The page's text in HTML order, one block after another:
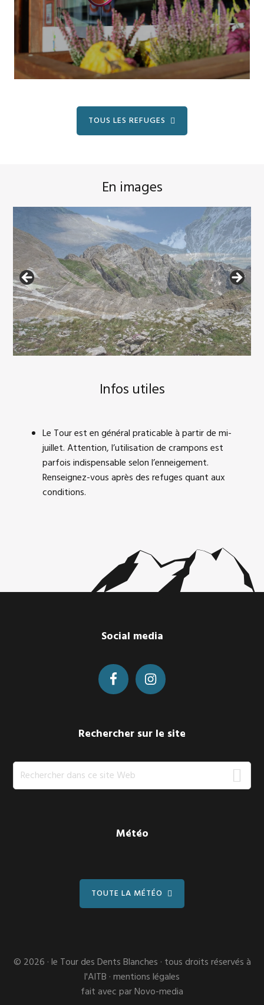
TOUS LES REFUGES
En images
Infos utiles
Le Tour est en général praticable à partir de mi-
juillet. Attention, l’utilisation de crampons est
parfois indispensable selon l’enneigement.
Renseignez-vous après des refuges quant aux
conditions.
Social media
Rechercher sur le site
Rechercher
dans
Météo
TOUTE LA MÉTÉO
© 2026 ·le Tour des Dents Blanches · tous droits réservés à
l'AITB ·mentions légales
fait avecparNovo-media